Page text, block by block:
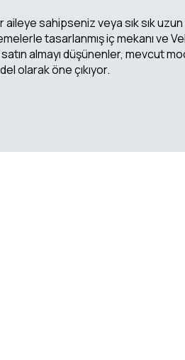
sahipseniz veya sık sık
tasarlanmış iç mekanı ve
almayı düşünenler, mevcut
olarak öne çıkıyor.